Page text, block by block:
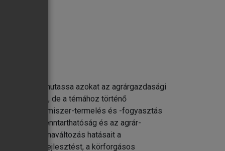
– bemutassa azokat az agrárgazdasági
területen), de a témához történő
az élelmiszer-termelés és -fogyasztás
a fenntarthatóság és az agrár-
a klímaváltozás hatásait a
a vidékfejlesztést, a körforgásos